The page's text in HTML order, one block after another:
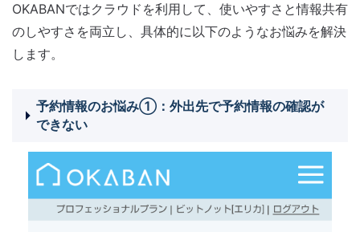
OKABANではクラウドを利用して、使いやすさと情報共有
のしやすさを両立し、具体的に以下のようなお悩みを解決
します。
予約情報のお悩み①：外出先で予約情報の確認が
できない